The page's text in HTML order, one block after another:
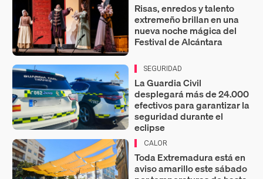
Risas, enredos y talento
extremeño brillan en una
nueva noche mágica del
Festival de Alcántara
SEGURIDAD
La Guardia Civil
desplegará más de 24.000
efectivos para garantizar la
seguridad durante el
eclipse
CALOR
Toda Extremadura está en
aviso amarillo este sábado